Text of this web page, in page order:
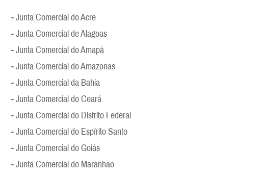
- Junta Comercial do Acre
- Junta Comercial de Alagoas
- Junta Comercial do Amapá
- Junta Comercial do Amazonas
- Junta Comercial da Bahia
- Junta Comercial do Ceará
- Junta Comercial do Distrito Federal
- Junta Comercial do Espírito Santo
- Junta Comercial do Goiás
- Junta Comercial do Maranhão